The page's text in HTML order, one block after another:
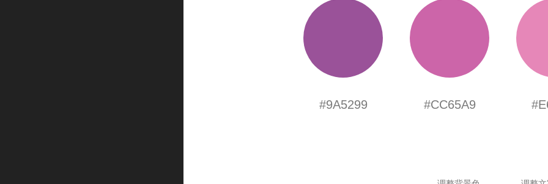
#9A5299 #CC65A9